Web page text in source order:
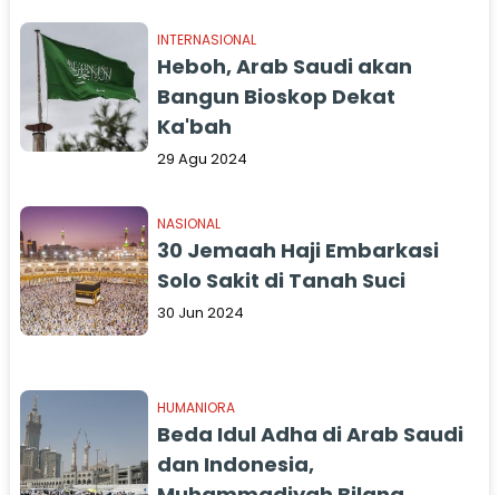
INTERNASIONAL
Heboh, Arab Saudi akan
Bangun Bioskop Dekat
Ka'bah
29 Agu 2024
NASIONAL
30 Jemaah Haji Embarkasi
Solo Sakit di Tanah Suci
30 Jun 2024
HUMANIORA
Beda Idul Adha di Arab Saudi
dan Indonesia,